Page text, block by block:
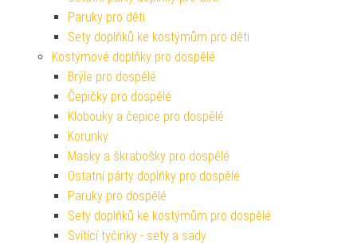
Paruky pro děti
Sety doplňků ke kostýmům pro děti
Kostýmové doplňky pro dospělé
Brýle pro dospělé
Čepičky pro dospělé
Klobouky a čepice pro dospělé
Korunky
Masky a škrabošky pro dospělé
Ostatní párty doplňky pro dospělé
Paruky pro dospělé
Sety doplňků ke kostýmům pro dospělé
Svítící tyčinky - sety a sady